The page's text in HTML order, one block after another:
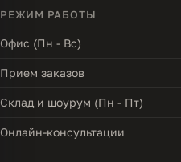
РЕЖИМ РАБОТЫ
Офис (Пн - Вс)
Прием заказов
Склад и шоурум (Пн - Пт)
Онлайн-консультации